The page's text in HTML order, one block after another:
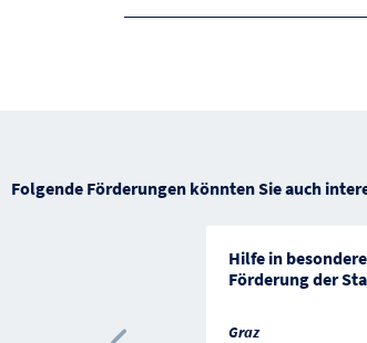
Folgende Förderungen könnten Sie auch
Hilfe in
Förderung der
Graz